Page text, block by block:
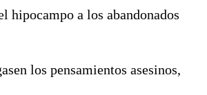
hipocampo a los abandonados
los pensamientos asesinos,